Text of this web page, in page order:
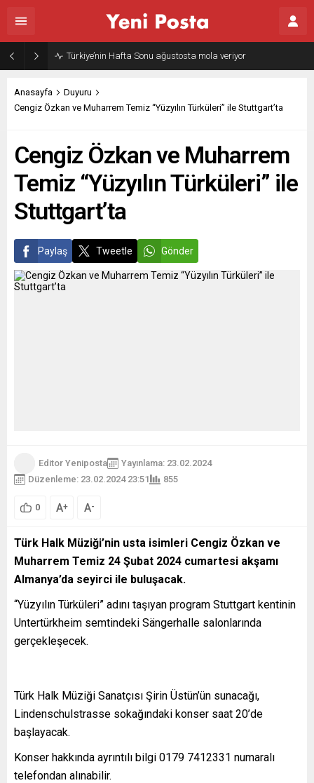
Türkiye’nin Hafta Sonu ağustosta mola veriyor
Anasayfa
Duyuru
Cengiz Özkan ve Muharrem Temiz “Yüzyılın Türküleri” ile Stuttgart’ta
Cengiz Özkan ve Muharrem
Temiz “Yüzyılın Türküleri” ile
Stuttgart’ta
Paylaş Tweetle Gönder
Editor Yeniposta
Yayınlama: 23.02.2024
Düzenleme: 23.02.2024 23:51
855
0 A+ A-
Türk Halk Müziği’nin usta isimleri Cengiz Özkan ve
Muharrem Temiz 24 Şubat 2024 cumartesi akşamı
Almanya’da seyirci ile buluşacak.
“Yüzyılın Türküleri” adını taşıyan program Stuttgart kentinin
Untertürkheim semtindeki Sängerhalle salonlarında
gerçekleşecek.
Türk Halk Müziği Sanatçısı Şirin Üstün’ün sunacağı,
Lindenschulstrasse sokağındaki konser saat 20’de
başlayacak.
Konser hakkında ayrıntılı bilgi 0179 7412331 numaralı
telefondan alınabilir.